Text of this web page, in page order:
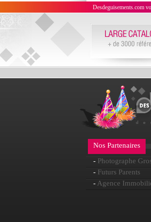
Desdeguisements.com
Nos Partenaires
- Photographe
- Futurs Parents
- Agence